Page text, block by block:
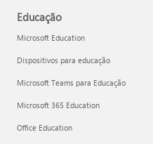
Educação
Microsoft Education
Dispositivos para educação
Microsoft Teams para Educação
Microsoft 365 Education
Office Education